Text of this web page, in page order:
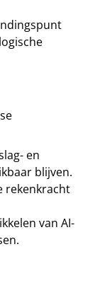
en
blijven.
rekenkracht
van AI-